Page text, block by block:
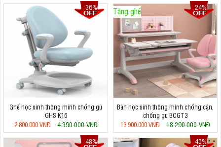
36%
Ghế học sinh thông minh chống gù
GHS K16
2.800.000 VNĐ
4.390.000 VNĐ
24%
Bàn học sinh thông minh chống cận,
chống gù BCGT3
13.900.000 VNĐ
18.290.000 VNĐ
Tặng ghế
48% 40%